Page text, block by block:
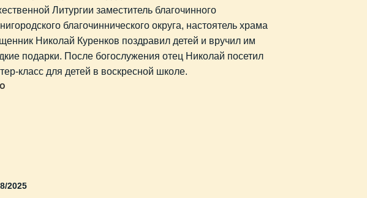
Литургии заместитель благочинного
благочиннического округа, настоятель храма
Николай Куренков поздравил детей и вручил им
подарки. После богослужения отец Николай посетил
класс для детей в воскресной школе.
2025